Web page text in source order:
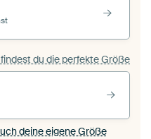
du die perfekte Größe
deine eigene Größe